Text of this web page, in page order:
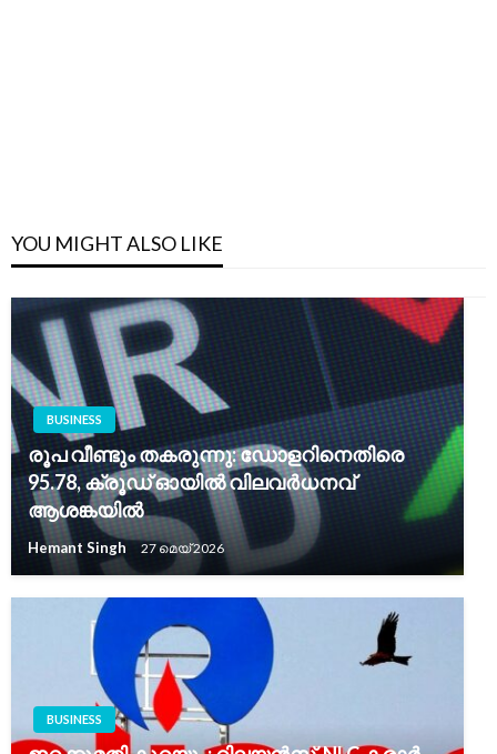
YOU MIGHT ALSO LIKE
BUSINESS
രൂപ വീണ്ടും തകരുന്നു: ഡോളറിനെതിരെ
95.78, ക്രൂഡ് ഓയിൽ വിലവർധനവ്
ആശങ്കയിൽ
Hemant Singh 27 മെയ്‌ 2026
BUSINESS